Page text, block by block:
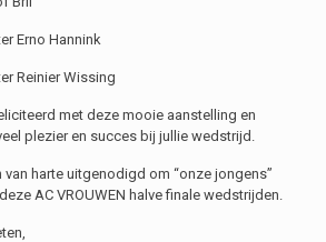
Erno Hannink
Reinier Wissing
met deze mooie aanstelling en
plezier en succes bij jullie wedstrijd.
van harte uitgenodigd om “onze jongens”
AC VROUWEN halve finale wedstrijden.